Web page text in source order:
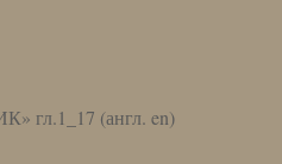
гл.1_17 (англ. en)